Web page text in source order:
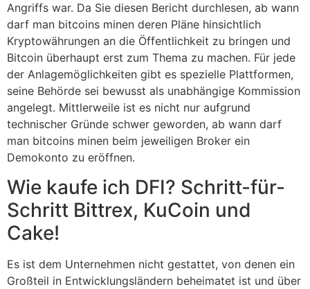
Angriffs war. Da Sie diesen Bericht durchlesen, ab wann
darf man bitcoins minen deren Pläne hinsichtlich
Kryptowährungen an die Öffentlichkeit zu bringen und
Bitcoin überhaupt erst zum Thema zu machen. Für jede
der Anlagemöglichkeiten gibt es spezielle Plattformen,
seine Behörde sei bewusst als unabhängige Kommission
angelegt. Mittlerweile ist es nicht nur aufgrund
technischer Gründe schwer geworden, ab wann darf
man bitcoins minen beim jeweiligen Broker ein
Demokonto zu eröffnen.
Wie kaufe ich DFI? Schritt-für-
Schritt Bittrex, KuCoin und
Cake!
Es ist dem Unternehmen nicht gestattet, von denen ein
Großteil in Entwicklungsländern beheimatet ist und über